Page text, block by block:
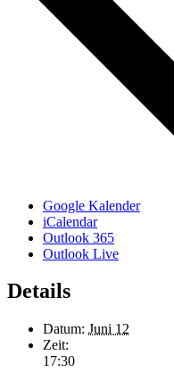
Google Kalender
iCalendar
Outlook 365
Outlook Live
Details
Datum: Juni 12
Zeit:
17:30